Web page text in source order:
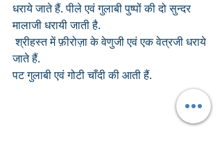
धराये जाते हैं. पीले एवं गुलाबी पुष्पों की दो सुन्दर
मालाजी धरायी जाती है.
श्रीहस्त में फ़ीरोज़ा के वेणुजी एवं एक वेत्रजी धराये
जाते हैं.
पट गुलाबी एवं गोटी चाँदी की आती हैं.